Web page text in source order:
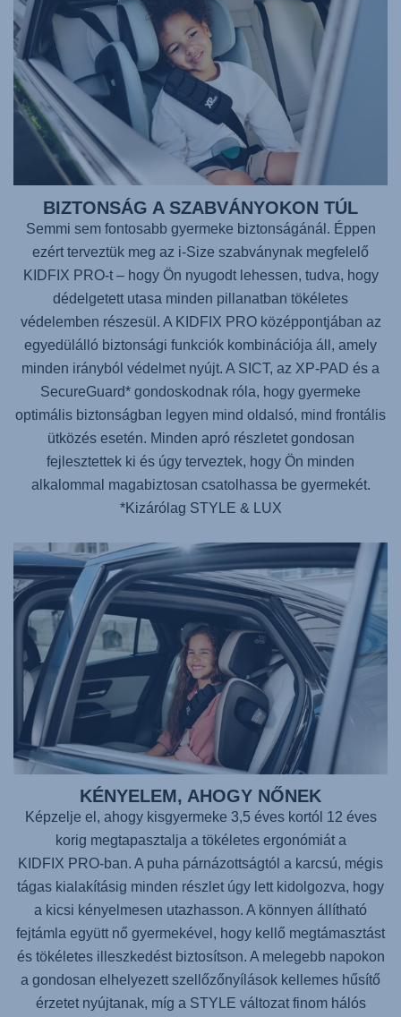
BIZTONSÁG A SZABVÁNYOKON TÚL
Semmi sem fontosabb gyermeke biztonságánál. Éppen
ezért terveztük meg az i-Size szabványnak megfelelő
KIDFIX PRO-t – hogy Ön nyugodt lehessen, tudva, hogy
dédelgetett utasa minden pillanatban tökéletes
védelemben részesül. A KIDFIX PROközéppontjában az
egyedülálló biztonsági funkciók kombinációja áll, amely
minden irányból védelmet nyújt. A SICT, az XP-PAD és a
SecureGuard* gondoskodnak róla, hogy gyermeke
optimális biztonságban legyen mind oldalsó, mind frontális
ütközés esetén. Minden apró részletet gondosan
fejlesztettek ki és úgy terveztek, hogy Ön minden
alkalommal magabiztosan csatolhassa be gyermekét.
*Kizárólag STYLE & LUX
KÉNYELEM, AHOGY NŐNEK
Képzelje el, ahogy kisgyermeke 3,5 éves kortól 12 éves
korig megtapasztalja a tökéletes ergonómiát a
KIDFIX PRO-ban. A puha párnázottságtól a karcsú, mégis
tágas kialakításig minden részlet úgy lett kidolgozva, hogy
a kicsi kényelmesen utazhasson. A könnyen állítható
fejtámla együtt nő gyermekével, hogy kellő megtámasztást
és tökéletes illeszkedést biztosítson. A melegebb napokon
a gondosan elhelyezett szellőzőnyílások kellemes hűsítő
érzetet nyújtanak, míg a STYLE változat finom hálós